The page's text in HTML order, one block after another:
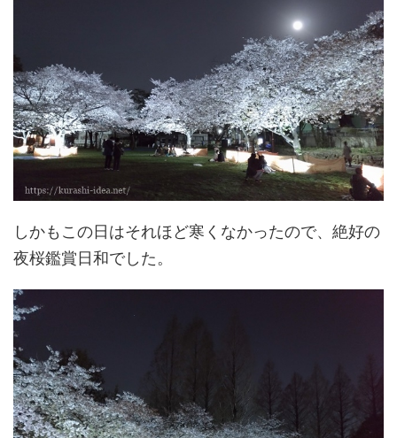
しかもこの日はそれほど寒くなかったので、絶好の
夜桜鑑賞日和でした。